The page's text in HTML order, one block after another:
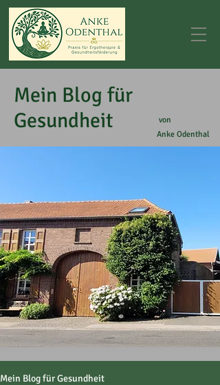
Mein Blog für
Gesundheit
von
Anke Odenthal
Mein Blog für Gesundheit